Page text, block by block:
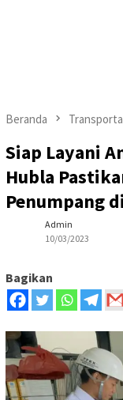
Beranda
Siap Layani
Hubla
Penumpang
Admin
10/03/2023
Bagikan